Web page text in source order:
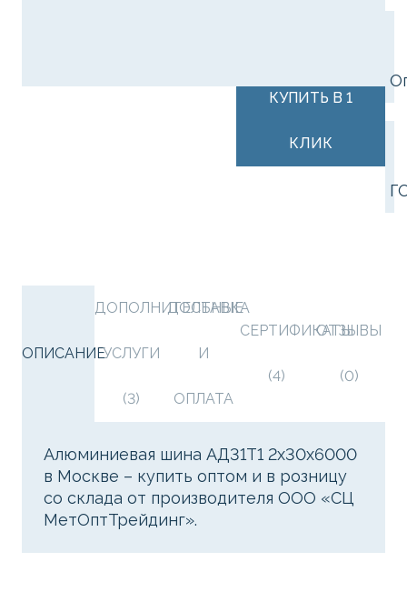
КУПИТЬ В 1
КЛИК
ОПИСАНИЕ
ДОПОЛНИТЕЛЬНЫЕ
УСЛУГИ
(3)
ДОСТАВКА
И
ОПЛАТА
СЕРТИФИКАТЫ
(4)
ОТЗЫВЫ
(0)
Алюминиевая шина АД31Т1 2х30х6000
в Москве – купить оптом и в розницу
со склада от производителя ООО «СЦ
МетОптТрейдинг».